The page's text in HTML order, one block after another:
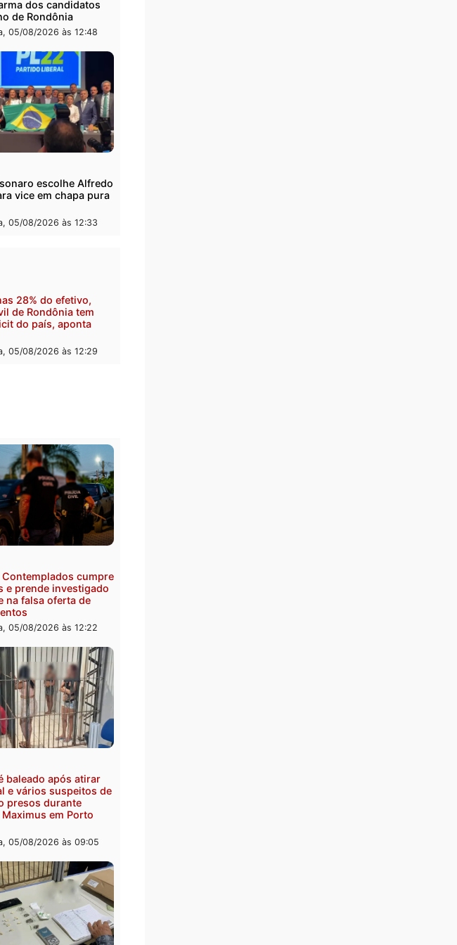
Política
Violência domina o debate
principal arma dos candidatos
ao Governo de Rondônia
Política
Polícia
Com apenas 28% do efetivo,
Polícia Civil de Rondônia tem
maior déficit do país, aponta
estudo
Polícia
Operação Contemplados cumpre
por fraude na falsa oferta de
quarta-feira, 05/08/2026 às 12:22